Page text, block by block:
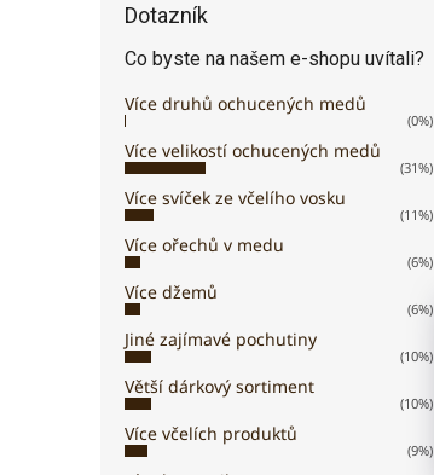
Dotazník
Co byste na našem e-shopu uvítali?
Více druhů ochucených medů
(0%)
Více velikostí ochucených medů
(31%)
Více svíček ze včelího vosku
(11%)
Více ořechů v medu
(6%)
Více džemů
(6%)
Jiné zajímavé pochutiny
(10%)
Větší dárkový sortiment
(10%)
Více včelích produktů
(9%)